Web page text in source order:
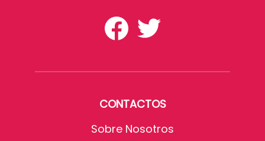
CONTACTOS
Sobre Nosotros